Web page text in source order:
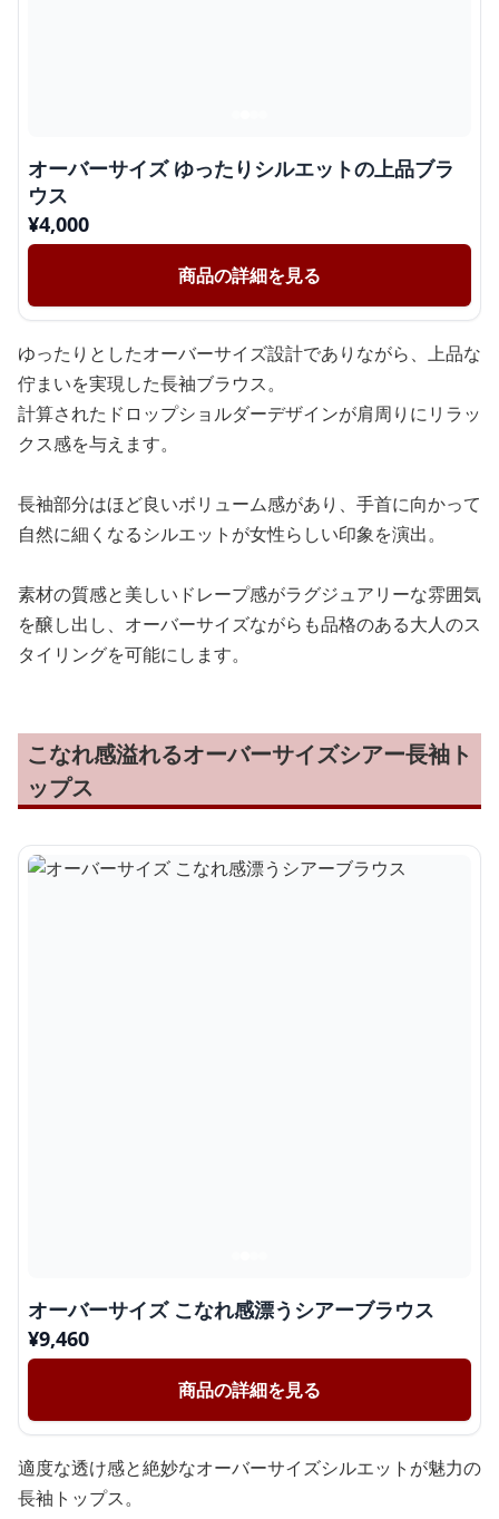
オーバーサイズ ゆったりシルエットの上品ブラ
ウス
¥4,000
商品の詳細を見る
ゆったりとしたオーバーサイズ設計でありながら、上品な
佇まいを実現した長袖ブラウス。
計算されたドロップショルダーデザインが肩周りにリラッ
クス感を与えます。
長袖部分はほど良いボリューム感があり、手首に向かって
自然に細くなるシルエットが女性らしい印象を演出。
素材の質感と美しいドレープ感がラグジュアリーな雰囲気
を醸し出し、オーバーサイズながらも品格のある大人のス
タイリングを可能にします。
こなれ感溢れるオーバーサイズシアー長袖ト
ップス
オーバーサイズ こなれ感漂うシアーブラウス
¥9,460
商品の詳細を見る
適度な透け感と絶妙なオーバーサイズシルエットが魅力の
長袖トップス。